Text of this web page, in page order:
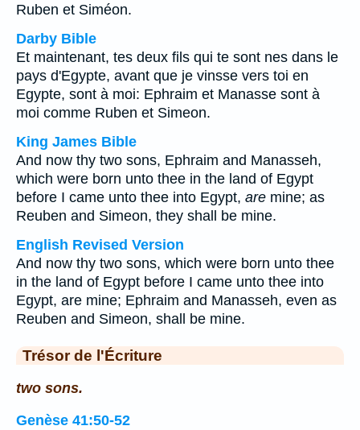
Ruben et Siméon.
Darby Bible
Et maintenant, tes deux fils qui te sont nes dans le
pays d'Egypte, avant que je vinsse vers toi en
Egypte, sont à moi: Ephraim et Manasse sont à
moi comme Ruben et Simeon.
King James Bible
And now thy two sons, Ephraim and Manasseh,
which were born unto thee in the land of Egypt
before I came unto thee into Egypt, are mine; as
Reuben and Simeon, they shall be mine.
English Revised Version
And now thy two sons, which were born unto thee
in the land of Egypt before I came unto thee into
Egypt, are mine; Ephraim and Manasseh, even as
Reuben and Simeon, shall be mine.
Trésor de l'Écriture
two sons.
Genèse 41:50-52